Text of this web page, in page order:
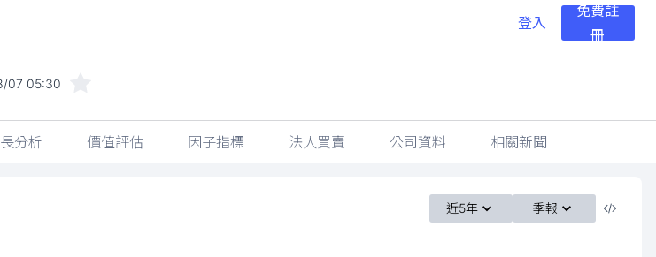
登入
免費註
冊
07 05:30
分析 價值評估 因子指標 法人買賣 公司資料 相關新聞
近5年 季報